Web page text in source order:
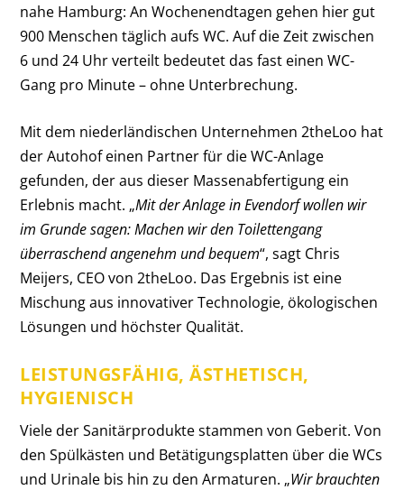
nahe Hamburg: An Wochenendtagen gehen hier gut
900 Menschen täglich aufs WC. Auf die Zeit zwischen
6 und 24 Uhr verteilt bedeutet das fast einen WC-
Gang pro Minute – ohne Unterbrechung.
Mit dem niederländischen Unternehmen 2theLoo hat
der Autohof einen Partner für die WC-Anlage
gefunden, der aus dieser Massenabfertigung ein
Erlebnis macht. „Mit der Anlage in Evendorf wollen wir
im Grunde sagen: Machen wir den Toilettengang
überraschend angenehm und bequem“, sagt Chris
Meijers, CEO von 2theLoo. Das Ergebnis ist eine
Mischung aus innovativer Technologie, ökologischen
Lösungen und höchster Qualität.
LEISTUNGSFÄHIG, ÄSTHETISCH,
HYGIENISCH
Viele der Sanitärprodukte stammen von Geberit. Von
den Spülkästen und Betätigungsplatten über die WCs
und Urinale bis hin zu den Armaturen. „Wir brauchten